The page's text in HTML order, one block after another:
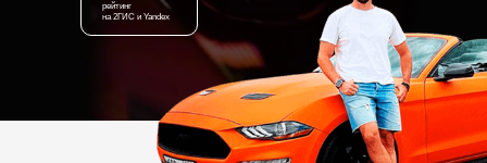
рейтинг
на 2ГИС и Yandex